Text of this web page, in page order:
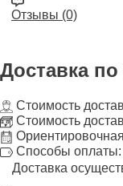
Отзывы (0)
Доставка по
Стоимость
Стоимость
Способы оплаты:
Доставка